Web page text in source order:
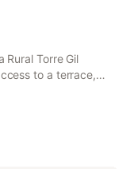
Rural Torre Gil
to a terrace,
desk. This country
private parking.